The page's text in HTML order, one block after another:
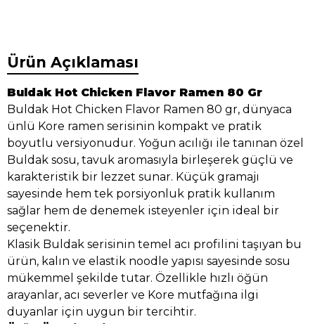
Ürün Açıklaması
Buldak Hot Chicken Flavor Ramen 80 Gr
Buldak Hot Chicken Flavor Ramen 80 gr, dünyaca
ünlü Kore ramen serisinin kompakt ve pratik
boyutlu versiyonudur. Yoğun acılığı ile tanınan özel
Buldak sosu, tavuk aromasıyla birleşerek güçlü ve
karakteristik bir lezzet sunar. Küçük gramajı
sayesinde hem tek porsiyonluk pratik kullanım
sağlar hem de denemek isteyenler için ideal bir
seçenektir.
Klasik Buldak serisinin temel acı profilini taşıyan bu
ürün, kalın ve elastik noodle yapısı sayesinde sosu
mükemmel şekilde tutar. Özellikle hızlı öğün
arayanlar, acı severler ve Kore mutfağına ilgi
duyanlar için uygun bir tercihtir.